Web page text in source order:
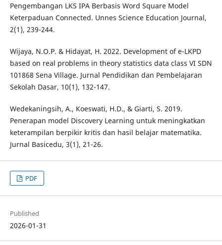
Pengembangan LKS IPA Berbasis Word Square Model
Keterpaduan Connected. Unnes Science Education Journal,
2(1), 239-244.
Wijaya, N.O.P. & Hidayat, H. 2022. Development of e-LKPD
based on real problems in theory statistics data class VI SDN
101868 Sena Village. Jurnal Pendidikan dan Pembelajaran
Sekolah Dasar, 10(1), 132-147.
Wedekaningsih, A., Koeswati, H.D., & Giarti, S. 2019.
Penerapan model Discovery Learning untuk meningkatkan
keterampilan berpikir kritis dan hasil belajar matematika.
Jurnal Basicedu, 3(1), 21-26.
PDF
Published
2026-01-31